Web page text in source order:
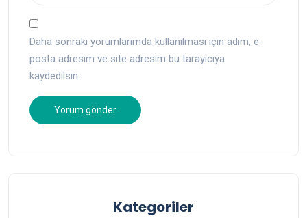
Daha sonraki yorumlarımda kullanılması için adım, e-
posta adresim ve site adresim bu tarayıcıya
kaydedilsin.
Kategoriler